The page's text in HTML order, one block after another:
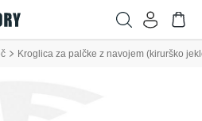
Kroglica za palčke z navojem (kirurško